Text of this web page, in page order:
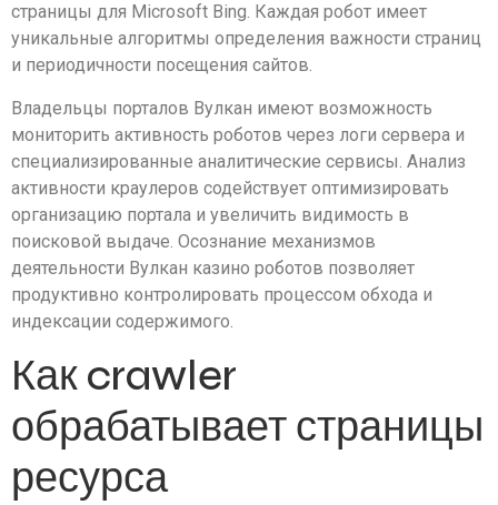
страницы для Microsoft Bing. Каждая робот имеет
уникальные алгоритмы определения важности страниц
и периодичности посещения сайтов.
Владельцы порталов Вулкан имеют возможность
мониторить активность роботов через логи сервера и
специализированные аналитические сервисы. Анализ
активности краулеров содействует оптимизировать
организацию портала и увеличить видимость в
поисковой выдаче. Осознание механизмов
деятельности Вулкан казино роботов позволяет
продуктивно контролировать процессом обхода и
индексации содержимого.
Как crawler
обрабатывает страницы
ресурса